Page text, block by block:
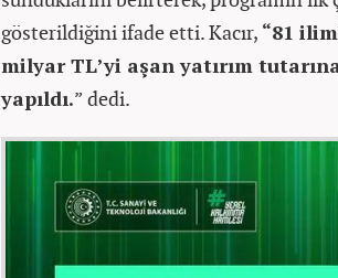
gösterildiğini ifade etti. Kacır, “81
milyar TL’yi aşan yatırım
yapıldı.” dedi.